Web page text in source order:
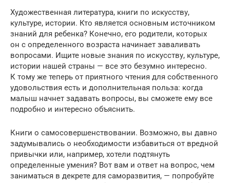
Художественная литература, книги по искусству,
культуре, истории. Кто является основным источником
знаний для ребенка? Конечно, его родители, которых
он с определенного возраста начинает заваливать
вопросами. Ищите новые знания по искусству, культуре,
истории нашей страны — все это безумно интересно.
К тому же теперь от приятного чтения для собственного
удовольствия есть и дополнительная польза: когда
малыш начнет задавать вопросы, вы сможете ему все
подробно и интересно объяснить.
Книги о самосовершенствовании. Возможно, вы давно
задумывались о необходимости избавиться от вредной
привычки или, например, хотели подтянуть
определенные умения? Вот вам и ответ на вопрос, чем
заниматься в декрете для саморазвития, — попробуйте